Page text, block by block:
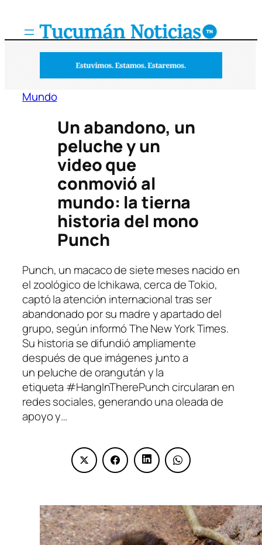
Mundo
Un abandono, un
peluche y un
video que
conmovió al
mundo: la tierna
historia del mono
Punch
Punch, un macaco de siete meses nacido en
el zoológico de Ichikawa, cerca de Tokio,
captó la atención internacional tras ser
abandonado por su madre y apartado del
grupo, según informó The New York Times.
Su historia se difundió ampliamente
después de que imágenes junto a
un peluche de orangután y la
etiqueta #HangInTherePunch circularan en
redes sociales, generando una oleada de
apoyo y…